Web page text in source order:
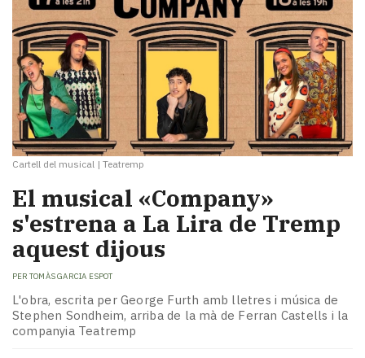
Cartell del musical | Teatremp
El musical «Company»
s'estrena a La Lira de Tremp
aquest dijous
PER TOMÀS GARCIA ESPOT
L'obra, escrita per George Furth amb lletres i música de
Stephen Sondheim, arriba de la mà de Ferran Castells i la
companyia Teatremp